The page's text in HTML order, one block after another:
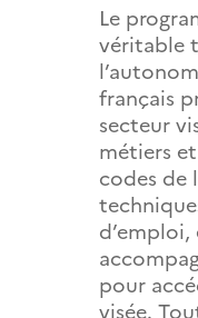
Le
véritable
français
secteur
métiers
codes de
d’emploi,
pour
visée.